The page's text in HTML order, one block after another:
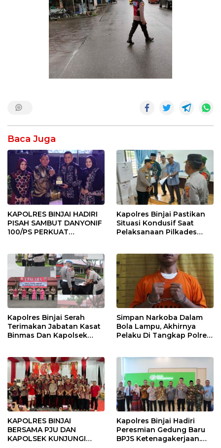
Baca Juga
KAPOLRES BINJAI HADIRI
PISAH SAMBUT DANYONIF
100/PS PERKUAT
Kapolres Binjai Pastikan
Situasi Kondusif Saat
Pelaksanaan Pilkades
Kapolres Binjai Serah
Terimakan Jabatan Kasat
Binmas Dan Kapolsek
Simpan Narkoba Dalam
Bola Lampu, Akhirnya
Pelaku Di Tangkap Polres
KAPOLRES BINJAI
BERSAMA PJU DAN
KAPOLSEK KUNJUNGI
Kapolres Binjai Hadiri
Peresmian Gedung Baru
BPJS Ketenagakerjaan.